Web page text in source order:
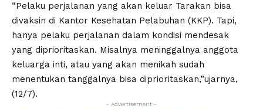
“Pelaku perjalanan yang akan keluar Tarakan bisa
divaksin di Kantor Kesehatan Pelabuhan (KKP). Tapi,
hanya pelaku perjalanan dalam kondisi mendesak
yang diprioritaskan. Misalnya meninggalnya anggota
keluarga inti, atau yang akan menikah sudah
menentukan tanggalnya bisa diprioritaskan,”ujarnya,
(12/7).
- Advertisement -